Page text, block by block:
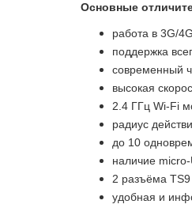
Основные
работа в 3G/
поддержка
современный
высокая
2.4 ГГц Wi-Fi
радиус
до 10
наличие
2 разъёма TS9
удобная и